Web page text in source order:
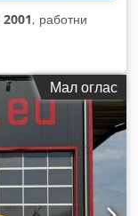
2001, работни
Мал оглас